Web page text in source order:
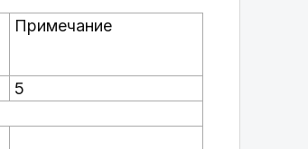
Примечание
5